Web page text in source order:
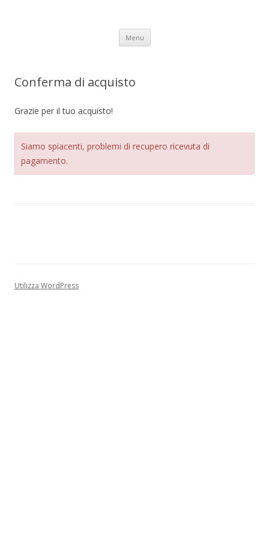
Menu Vai
contenuto
Conferma di acquisto
Grazie per il tuo acquisto!
Siamo spiacenti, problemi di recupero ricevuta di
pagamento.
Utilizza WordPress